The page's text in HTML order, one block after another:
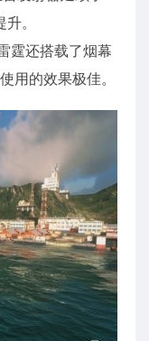
。
霆还搭载了烟幕
用的效果极佳。